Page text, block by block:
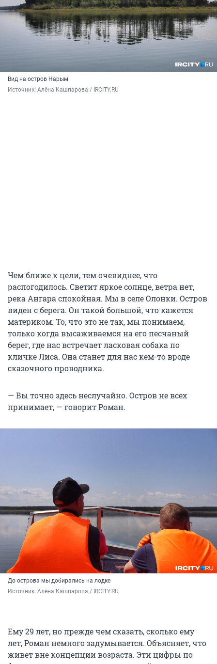
Вид на остров Нарым
Источник: Алёна Кашпарова / IRCITY.RU
Чем ближе к цели, тем очевиднее, что
распогодилось. Светит яркое солнце, ветра нет,
река Ангара спокойная. Мы в селе Олонки. Остров
виден с берега. Он такой большой, что кажется
материком. То, что это не так, мы понимаем,
только когда высаживаемся на его песчаный
берег, где нас встречает ласковая собака по
кличке Лиса. Она станет для нас кем-то вроде
сказочного проводника.
— Вы точно здесь неслучайно. Остров не всех
принимает, — говорит Роман.
До острова мы добирались на лодке
Источник: Алёна Кашпарова / IRCITY.RU
Ему 29 лет, но прежде чем сказать, сколько ему
лет, Роман немного задумывается. Объясняет, что
живет вне концепции возраста. Эти цифры по